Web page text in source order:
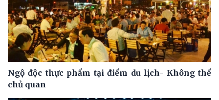
Ngộ độc thực phẩm tại điểm du lịch- Không thể
chủ quan